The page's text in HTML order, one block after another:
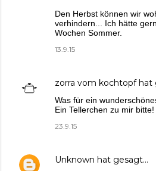
Den Herbst können wir
verhindern... Ich hätte
Wochen Sommer.
13.9.15
zorra vom kochtopfhat
Was für ein
Ein Tellerchen zu mir bitte!
23.9.15
Unknown hat gesagt…